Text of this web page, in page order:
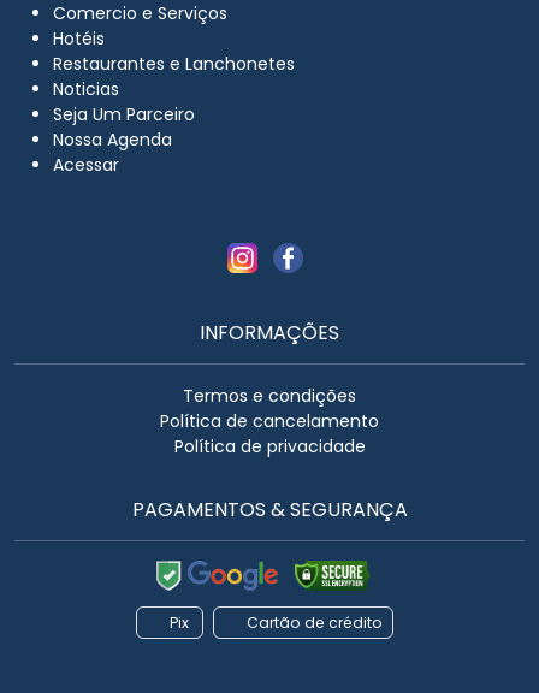
Comercio e Serviços
Hotéis
Restaurantes e Lanchonetes
Noticias
Seja Um Parceiro
Nossa Agenda
Acessar
INFORMAÇÕES
Termos e condições
Política de cancelamento
Política de privacidade
PAGAMENTOS & SEGURANÇA
Pix Cartão de crédito